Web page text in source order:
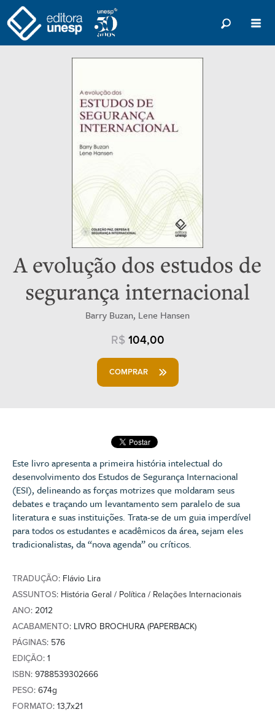
A evolução dos estudos de
segurança internacional
Barry Buzan, Lene Hansen
R$ 104,00
COMPRAR
Este livro apresenta a primeira história intelectual do
desenvolvimento dos Estudos de Segurança Internacional
(ESI), delineando as forças motrizes que moldaram seus
debates e traçando um levantamento sem paralelo de sua
literatura e suas instituições. Trata-se de um guia imperdível
para todos os estudantes e acadêmicos da área, sejam eles
tradicionalistas, da “nova agenda” ou críticos.
TRADUÇÃO: Flávio Lira
ASSUNTOS: História Geral / Política / Relações Internacionais
ANO: 2012
ACABAMENTO: LIVRO BROCHURA (PAPERBACK)
PÁGINAS: 576
EDIÇÃO: 1
ISBN: 9788539302666
PESO: 674g
FORMATO: 13,7x21